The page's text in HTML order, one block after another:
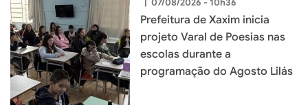
Prefeitura de Xaxim inicia
projeto Varal de Poesias nas
escolas durante a
programação do Agosto Lilás